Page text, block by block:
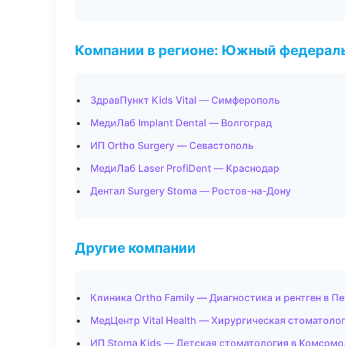
Компании в регионе: Южный
ЗдравПункт Kids Vital — Симферополь
МедиЛаб Implant Dental — Волгоград
ИП Ortho Surgery — Севастополь
МедиЛаб Laser ProfiDent — Краснодар
Дентал Surgery Stoma — Ростов-на-Дону
Другие компании
Клиника Ortho Family — Диагностика и рентген в
МедЦентр Vital Health — Хирургическая
ИП Stoma Kids — Детская стоматология в